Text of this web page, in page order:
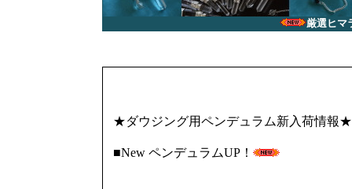
厳選ヒマ
★ダウジング用ペンデュラム新入荷情報★
■New ペンデュラムUP！